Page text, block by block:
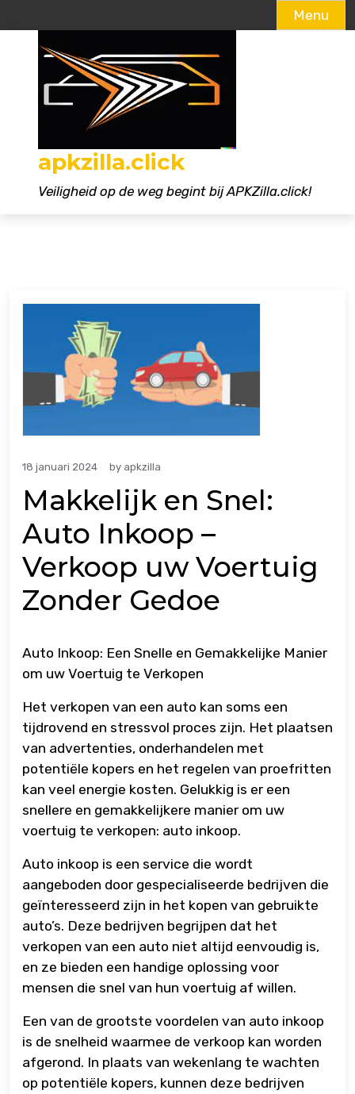
Menu
apkzilla.click
Veiligheid op de weg begint bij APKZilla.click!
18 januari 2024 by apkzilla
Makkelijk en Snel:
Auto Inkoop –
Verkoop uw Voertuig
Zonder Gedoe
Auto Inkoop: Een Snelle en Gemakkelijke Manier
om uw Voertuig te Verkopen
Het verkopen van een auto kan soms een
tijdrovend en stressvol proces zijn. Het plaatsen
van advertenties, onderhandelen met
potentiële kopers en het regelen van proefritten
kan veel energie kosten. Gelukkig is er een
snellere en gemakkelijkere manier om uw
voertuig te verkopen: auto inkoop.
Auto inkoop is een service die wordt
aangeboden door gespecialiseerde bedrijven die
geïnteresseerd zijn in het kopen van gebruikte
auto’s. Deze bedrijven begrijpen dat het
verkopen van een auto niet altijd eenvoudig is,
en ze bieden een handige oplossing voor
mensen die snel van hun voertuig af willen.
Een van de grootste voordelen van auto inkoop
is de snelheid waarmee de verkoop kan worden
afgerond. In plaats van wekenlang te wachten
op potentiële kopers, kunnen deze bedrijven